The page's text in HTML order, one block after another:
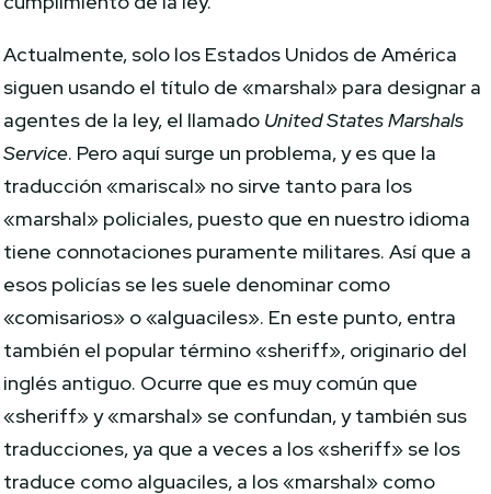
Actualmente, solo los Estados Unidos de América
siguen usando el título de «marshal» para designar a
agentes de la ley, el llamado United States Marshals
Service. Pero aquí surge un problema, y es que la
traducción «mariscal» no sirve tanto para los
«marshal» policiales, puesto que en nuestro idioma
tiene connotaciones puramente militares. Así que a
esos policías se les suele denominar como
«comisarios» o «alguaciles». En este punto, entra
también el popular término «sheriff», originario del
inglés antiguo. Ocurre que es muy común que
«sheriff» y «marshal» se confundan, y también sus
traducciones, ya que a veces a los «sheriff» se los
traduce como alguaciles, a los «marshal» como